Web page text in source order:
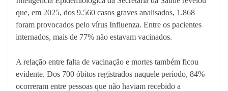
que, em 2025, dos 9.560 casos graves analisados, 1.868
foram provocados pelo vírus Influenza. Entre os pacientes
internados, mais de 77% não estavam vacinados.
A relação entre falta de vacinação e mortes também ficou
evidente. Dos 700 óbitos registrados naquele período, 84%
ocorreram entre pessoas que não haviam recebido a